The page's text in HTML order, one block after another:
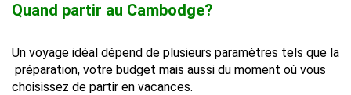
Quand partir au Cambodge?
Un voyage idéal dépend de plusieurs paramètres tels que la
préparation, votre budget mais aussi du moment où vous
choisissez de partir en vacances.